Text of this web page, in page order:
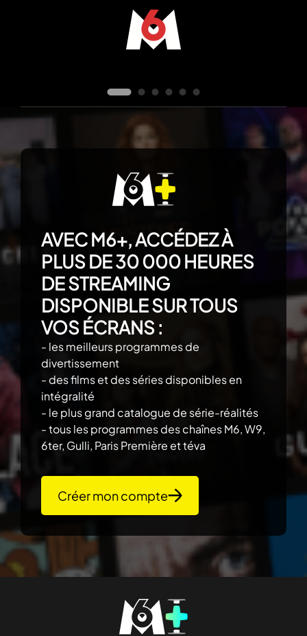
AVEC M6+, ACCÉDEZ À
PLUS DE 30 000 HEURES
DE STREAMING
DISPONIBLE SUR TOUS
VOS ÉCRANS :
- les meilleurs programmes de
divertissement
- des films et des séries disponibles en
intégralité
- le plus grand catalogue de série-réalités
- tous les programmes des chaînes M6, W9,
6ter, Gulli, Paris Première et téva
Créer mon compte